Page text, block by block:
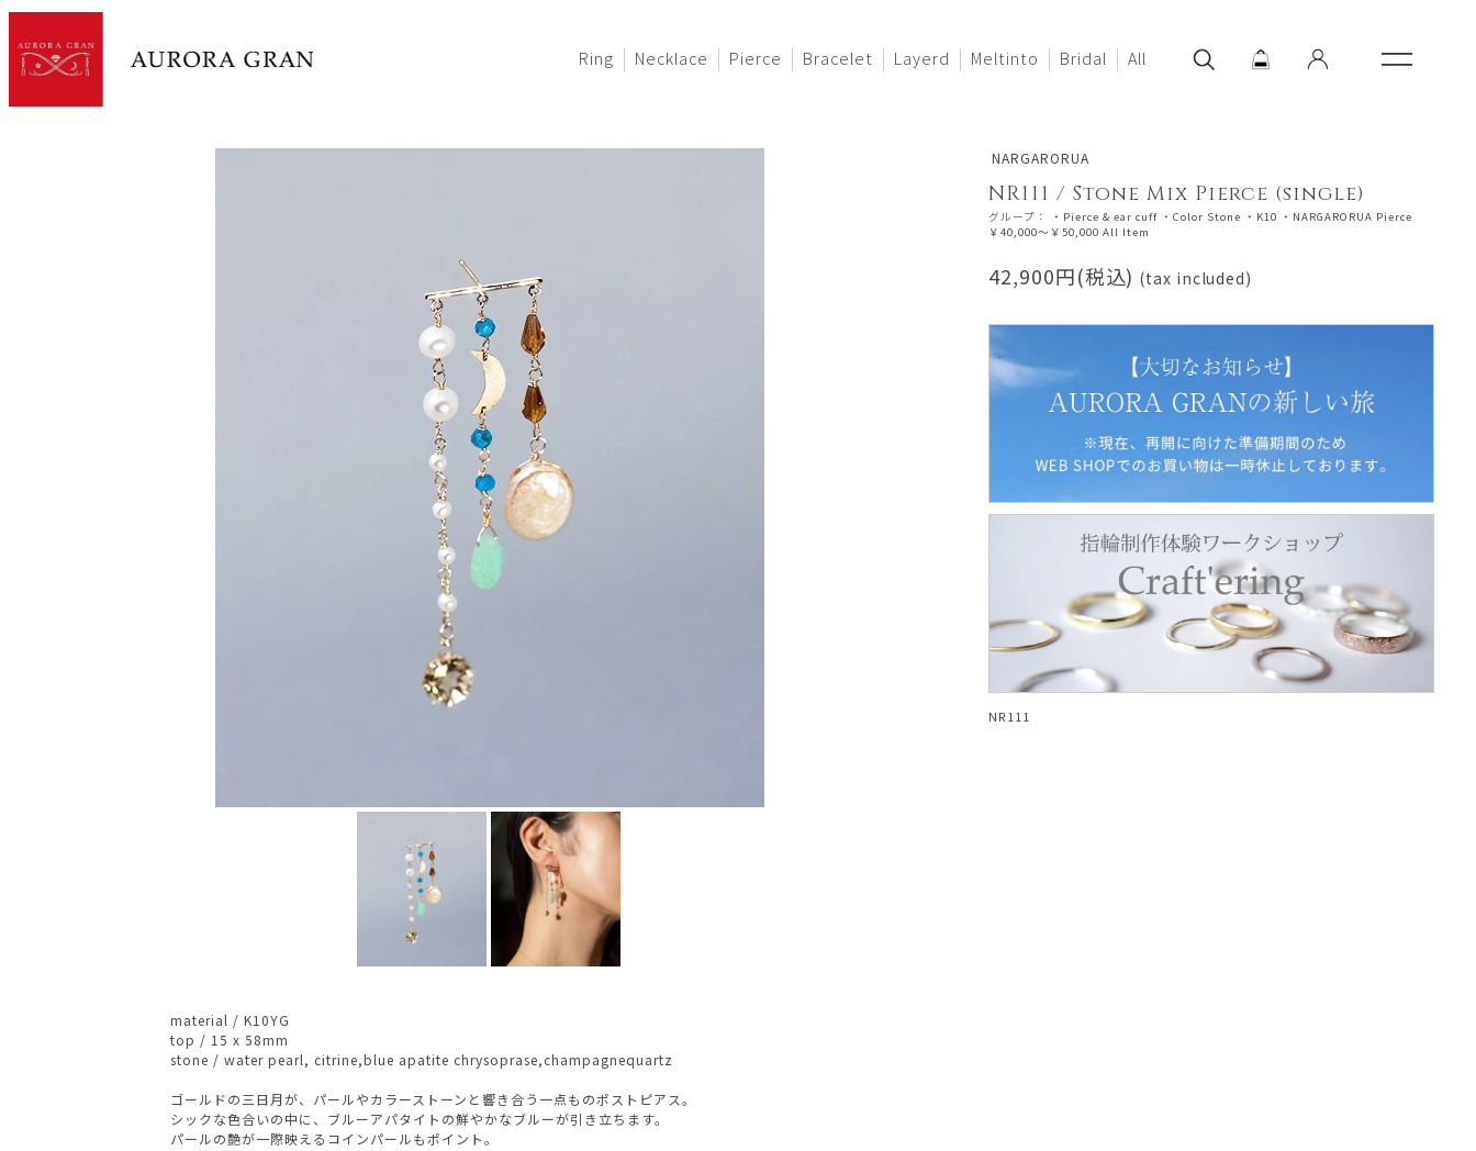
Ring Necklace Pierce Bracelet Layerd Meltinto Bridal All
NARGARORUA
NR111 / Stone Mix Pierce (single)
グループ： ・Pierce & ear cuff ・Color Stone ・K10 ・NARGARORUA Pierce
￥40,000～￥50,000 All Item
42,900円(税込) (tax included)
NR111
material / K10YG
top / 15 x 58mm
stone / water pearl, citrine,blue apatite chrysoprase,champagnequartz
ゴールドの三日月が、パールやカラーストーンと響き合う一点ものポストピアス。
シックな色合いの中に、ブルーアパタイトの鮮やかなブルーが引き立ちます。
パールの艶が一際映えるコインパールもポイント。